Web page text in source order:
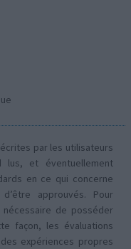
par les utilisateurs
lus, et éventuellement
en ce qui concerne
approuvés. Pour
de posséder
façon, les évaluations
expériences propres